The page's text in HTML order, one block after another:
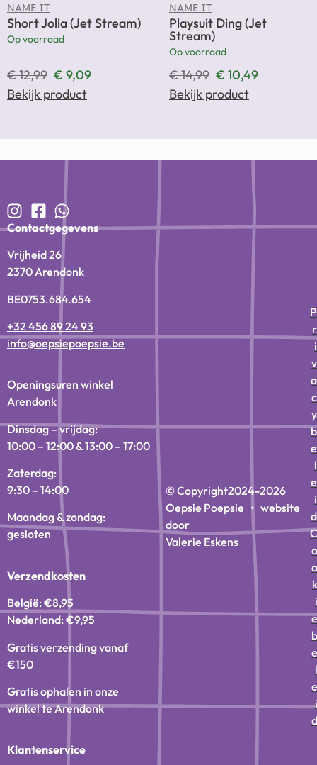
NAME IT
Short Jolia (Jet Stream)
Op voorraad
€12,99 € 9,09
Bekijk product
NAME IT
Playsuit Ding (Jet
Stream)
Op voorraad
€14,99 € 10,49
Bekijk product
Contactgegevens
Vrijheid 26
2370 Arendonk
BE0753.684.654
+32 456 89 24 93
info@oepsiepoepsie.be
Openingsuren winkel
Arendonk
Dinsdag – vrijdag:
10:00 – 12:00 & 13:00 – 17:00
Zaterdag:
9:30 – 14:00
Maandag & zondag:
gesloten
Verzendkosten
België: €8,95
Nederland: €9,95
Gratis verzending vanaf
€150
Gratis ophalen in onze
winkel te Arendonk
Klantenservice
© Copyright2024-2026
Oepsie Poepsie • website
door
Valerie Eskens
P
r
i
v
a
c
y
b
e
l
e
i
d
C
o
o
k
i
e
b
e
l
e
i
d